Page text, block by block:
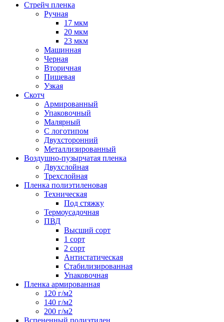
Стрейч пленка
Ручная
17 мкм
20 мкм
23 мкм
Машинная
Черная
Вторичная
Пищевая
Узкая
Скотч
Армированный
Упаковочный
Малярный
С логотипом
Двухсторонний
Металлизированный
Воздушно-пузырчатая пленка
Двухслойная
Трехслойная
Пленка полиэтиленовая
Техническая
Под стяжку
Термоусадочная
ПВД
Высший сорт
1 сорт
2 сорт
Антистатическая
Стабилизированная
Упаковочная
Пленка армированная
120 г/м2
140 г/м2
200 г/м2